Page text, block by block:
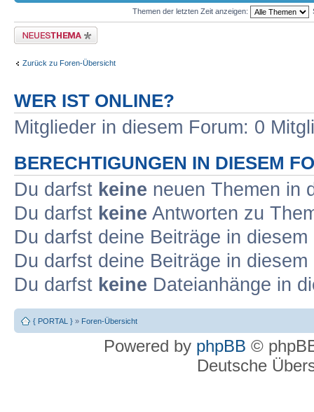
Themen der letzten Zeit anzeigen:
Neues Thema erstellen
Zurück zu Foren-Übersicht
WER IST ONLINE?
Mitglieder in diesem Forum: 0
BERECHTIGUNGEN IN DIESEM
Du darfst keine neuen Themen in
Du darfst keine Antworten zu
Du darfst deine Beiträge in
Du darfst deine Beiträge in
Du darfst keine Dateianhänge in
{ PORTAL } » Foren-Übersicht
Powered by phpBB ©
Deutsche